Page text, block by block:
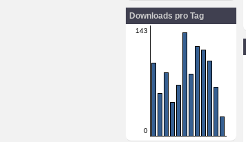
Downloads pro Tag
143
0